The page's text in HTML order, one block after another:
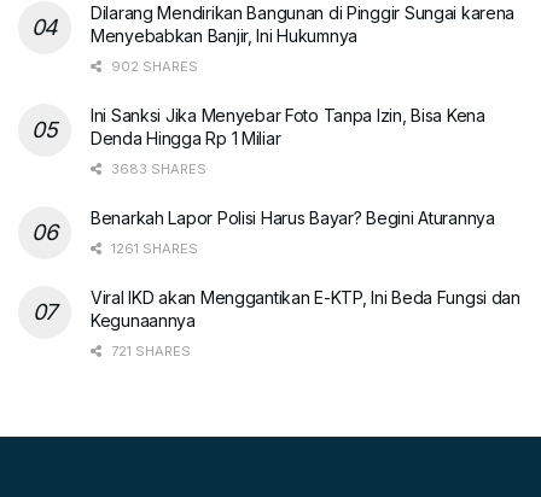
Dilarang Mendirikan Bangunan di Pinggir Sungai karena
Menyebabkan Banjir, Ini Hukumnya
902 SHARES
Ini Sanksi Jika Menyebar Foto Tanpa Izin, Bisa Kena
Denda Hingga Rp 1 Miliar
3683 SHARES
Benarkah Lapor Polisi Harus Bayar? Begini Aturannya
1261 SHARES
Viral IKD akan Menggantikan E-KTP, Ini Beda Fungsi dan
Kegunaannya
721 SHARES